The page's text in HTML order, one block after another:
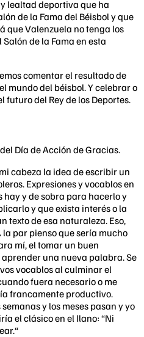
lealtad deportiva que ha
de la Fama del Béisbol y que
que Valenzuela no tenga los
de la Fama en esta
comentar el resultado de
mundo del béisbol. Y celebrar o
del Rey de los Deportes.
Día de Acción de Gracias.
cabeza la idea de escribir un
Expresiones y vocablos en
hay y de sobra para hacerlo y
y que exista interés o la
texto de esa naturaleza. Eso,
par pienso que sería mucho
mí, el tomar un buen
una nueva palabra. Se
vocablos al culminar el
fuera necesario o me
francamente productivo.
y los meses pasan y yo
el clásico en el llano: “Ni